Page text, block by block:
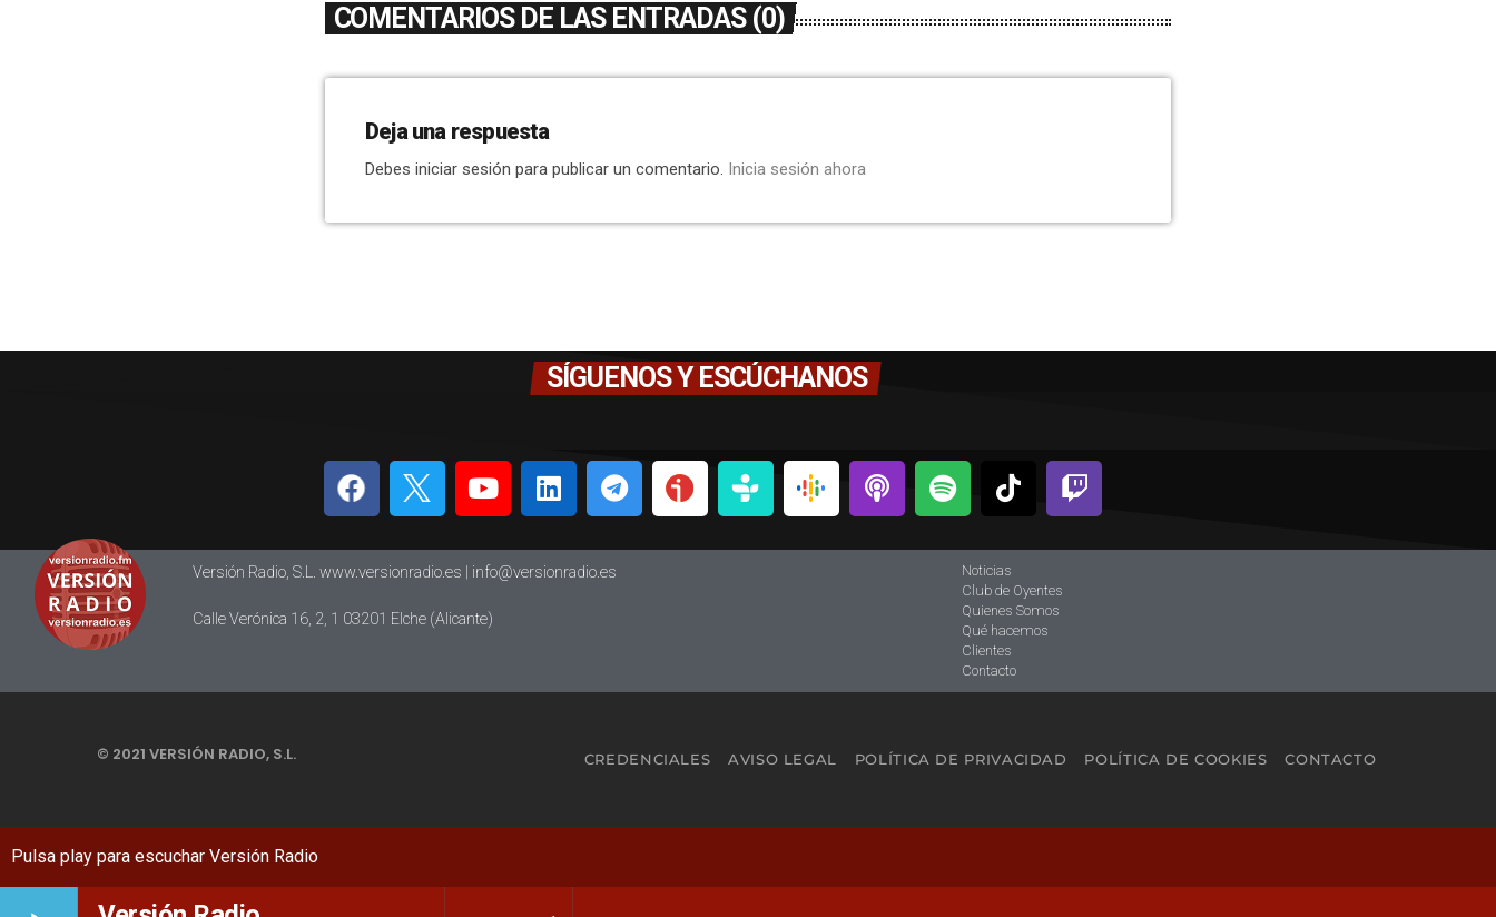
COMENTARIOS DE LAS ENTRADAS (0)
Deja una respuesta
Debes iniciar sesión para publicar un comentario. Inicia sesión ahora
SÍGUENOS Y ESCÚCHANOS
Versión Radio, S.L. www.versionradio.es | info@versionradio.es
Calle Verónica 16, 2, 1 03201 Elche (Alicante)
Noticias
Club de Oyentes
Quienes Somos
Qué hacemos
Clientes
Contacto
© 2021 VERSIÓN RADIO, S.L. CREDENCIALES AVISO LEGAL POLÍTICA DE PRIVACIDAD POLÍTICA DE COOKIES CONTACTO